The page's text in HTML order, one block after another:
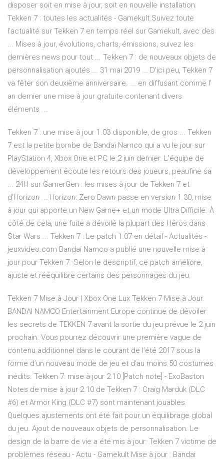
disposer soit en mise à jour, soit en nouvelle installation.
Tekken 7 : toutes les actualités - Gamekult Suivez toute
l'actualité sur Tekken 7 en temps réel sur Gamekult, avec des
... Mises à jour, évolutions, charts, émissions, suivez les
dernières news pour tout ... Tekken 7 : de nouveaux objets de
personnalisation ajoutés ... 31 mai 2019 ... D'ici peu, Tekken 7
va fêter son deuxième anniversaire. ... en diffusant comme l'
an dernier une mise à jour gratuite contenant divers
éléments ...
Tekken 7 : une mise à jour 1.03 disponible, de gros ... Tekken
7 est la petite bombe de Bandai Namco qui a vu le jour sur
PlayStation 4, Xbox One et PC le 2 juin dernier. L'équipe de
développement écoute les retours des joueurs, peaufine sa
... 24H sur GamerGen : les mises à jour de Tekken 7 et
d'Horizon ... Horizon: Zero Dawn passe en version 1.30, mise
à jour qui apporte un New Game+ et un mode Ultra Difficile. À
côté de cela, une fuite a dévoilé la plupart des Héros dans
Star Wars ... Tekken 7 : Le patch 1.07 en détail - Actualités -
jeuxvideo.com Bandai Namco a publié une nouvelle mise à
jour pour Tekken 7. Selon le descriptif, ce patch améliore,
ajuste et rééquilibre certains des personnages du jeu.
Tekken 7 Mise à Jour | Xbox One Lux Tekken 7 Mise à Jour.
BANDAI NAMCO Entertainment Europe continue de dévoiler
les secrets de TEKKEN 7 avant la sortie du jeu prévue le 2 juin
prochain. Vous pourrez découvrir une première vague de
contenu additionnel dans le courant de l’été 2017 sous la
forme d’un nouveau mode de jeu et d’au moins 50 costumes
inédits. Tekken 7: mise à jour 2.10 [Patch note] - ExoBaston
Notes de mise à jour 2.10 de Tekken 7 : Craig Marduk (DLC
#6) et Armor King (DLC #7) sont maintenant jouables.
Quelques ajustements ont été fait pour un équilibrage global
du jeu. Ajout de nouveaux objets de personnalisation. Le
design de la barre de vie a été mis à jour. Tekken 7 victime de
problèmes réseau - Actu - Gamekult Mise à jour : Bandai